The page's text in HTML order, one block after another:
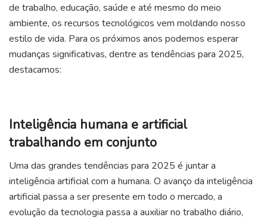
de trabalho, educação, saúde e até mesmo do meio
ambiente, os recursos tecnológicos vem moldando nosso
estilo de vida. Para os próximos anos podemos esperar
mudanças significativas, dentre as tendências para 2025,
destacamos:
Inteligência humana e artificial
trabalhando em conjunto
Uma das grandes tendências para 2025 é juntar a
inteligência artificial com a humana. O avanço da inteligência
artificial passa a ser presente em todo o mercado, a
evolução da tecnologia passa a auxiliar no trabalho diário,